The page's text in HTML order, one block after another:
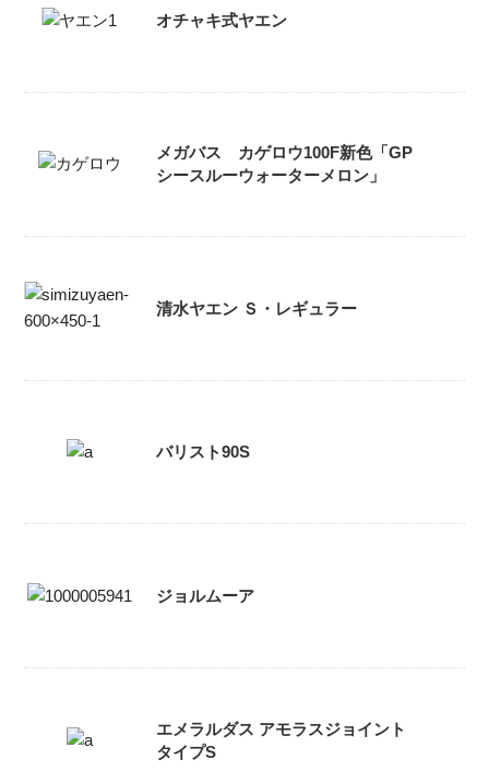
オチャキ式ヤエン
メガバス カゲロウ100F新色「GP
シースルーウォーターメロン」
清水ヤエン Ｓ・レギュラー
バリスト90S
ジョルムーア
エメラルダス アモラスジョイント
タイプS